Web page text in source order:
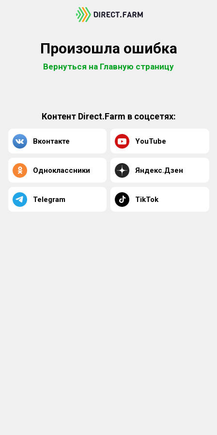
Произошла ошибка
Вернуться на Главную страницу
Контент Direct.Farm в соцсетях:
Вконтакте YouTube
Одноклассники Яндекс.Дзен
Telegram TikTok